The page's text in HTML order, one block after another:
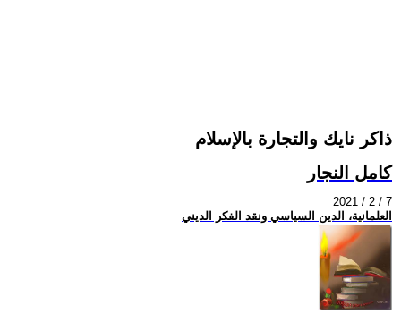
ذاكر نايك والتجارة بالإسلام
كامل النجار
2021 / 2 / 7
العلمانية، الدين السياسي ونقد الفكر الديني